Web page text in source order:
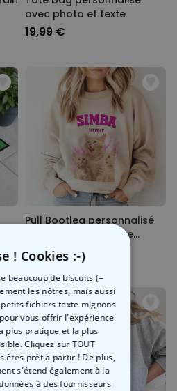
avec photo et texte
19,99 €
Pull Bootleg personnalisé
avec votre animal de
compagnie
39,99 €
! Cookies :-)
beaucoup de biscuits (=
les nôtres, mais aussi
fichiers texte mignons
vous offrir l'expérience
plus pratique et la plus
Cliquez sur TOUT
êtes prêt à partir ! De plus,
s'étend également à la
à des fournisseurs